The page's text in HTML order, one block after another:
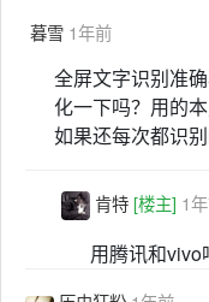
暮雪 1年前
全屏文字识别准
化一下吗？用的
如果还每次都识
肯特 [楼主] 1
用腾讯和vivo